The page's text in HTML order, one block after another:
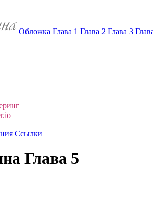
Обложка Глава 1 Глава 2 Глава 3
Ссылки
Глава 5